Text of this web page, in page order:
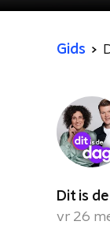
Gids
Dit is
vr 26